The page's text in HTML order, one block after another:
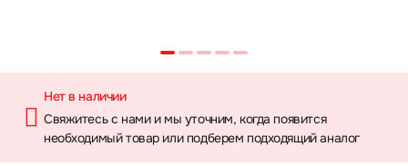
Нет в наличии
Свяжитесь с нами и мы уточним, когда появится
необходимый товар или подберем подходящий аналог